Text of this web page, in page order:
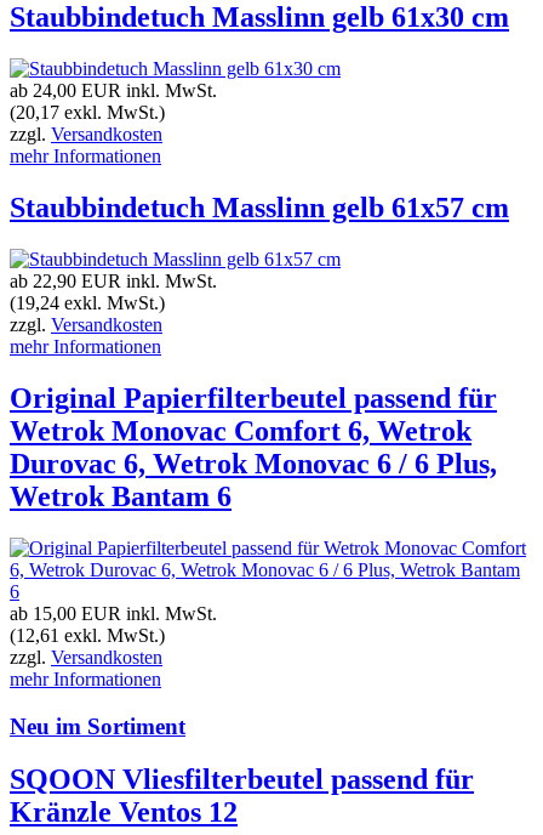
Staubbindetuch Masslinn gelb 61x30 cm
ab 24,00 EUR inkl. MwSt.
(20,17 exkl. MwSt.)
zzgl. Versandkosten
mehr Informationen
Staubbindetuch Masslinn gelb 61x57 cm
ab 22,90 EUR inkl. MwSt.
(19,24 exkl. MwSt.)
zzgl. Versandkosten
mehr Informationen
Original Papierfilterbeutel passend für
Wetrok Monovac Comfort 6, Wetrok
Durovac 6, Wetrok Monovac 6 / 6 Plus,
Wetrok Bantam 6
ab 15,00 EUR inkl. MwSt.
(12,61 exkl. MwSt.)
zzgl. Versandkosten
mehr Informationen
Neu im Sortiment
SQOON Vliesfilterbeutel passend für
Kränzle Ventos 12